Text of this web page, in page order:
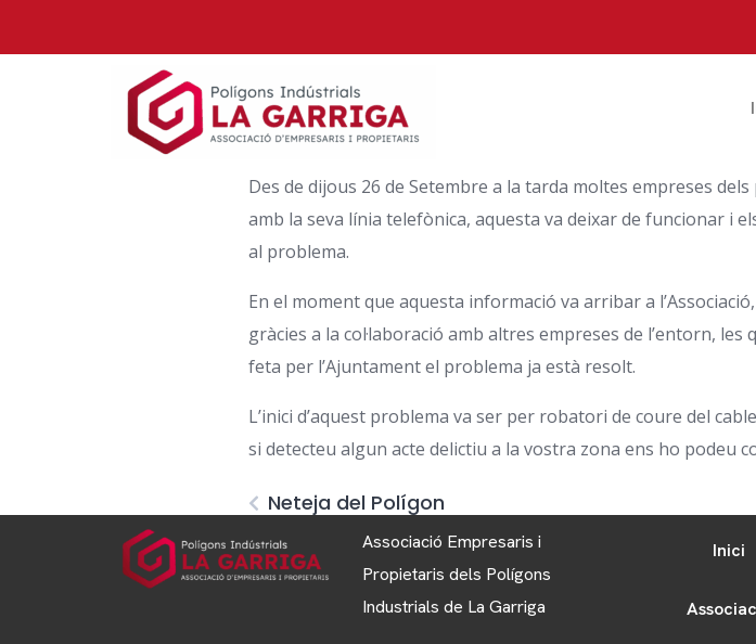
Des de dijous 26 de Setembre a la tarda moltes empreses
amb la seva línia telefònica, aquesta va deixar de funcionar i
al problema.
En el moment que aquesta informació va arribar a
gràcies a la col·laboració amb altres empreses de l’entorn,
feta per l’Ajuntament el problema ja està resolt.
L’inici d’aquest problema va ser per robatori de coure del
si detecteu algun acte delictiu a la vostra zona ens ho podeu
Neteja del Polígon
Associació Empresaris i
Propietaris dels Polígons
Industrials de La Garriga
Inici